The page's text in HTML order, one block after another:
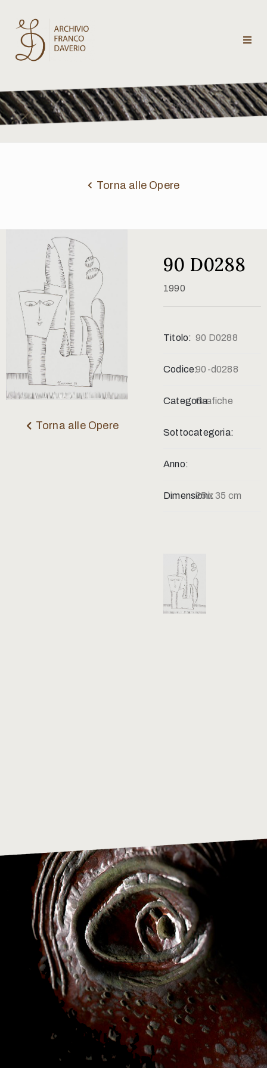
Archivio
Franco
Daverio
critici
Contatti
Torna alle Opere
Torna alle Opere
90 D0288
1990
Titolo: 90 D0288
Codice:90-d0288
Categoria:Grafiche
Sottocategoria:
Anno:
Dimensioni:25 x 35 cm